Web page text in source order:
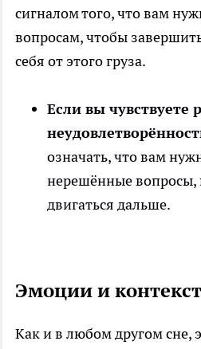
сигналом того, что вам
вопросам, чтобы
себя от этого груза.
Если вы чувствуете
означать, что вам
нерешённые вопросы,
двигаться дальше.
Эмоции и
Как и в любом другом сне,